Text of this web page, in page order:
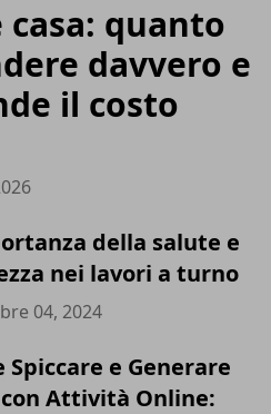
quanto
davvero e
il costo
della salute e
nei lavori a turno
04, 2024
Spiccare e Generare
Attività Online: